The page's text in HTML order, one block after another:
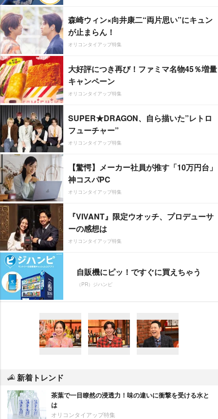
森崎ウィン×向井康二“両片思い”にキュン
が止まらん！
オリコンタイアップ特集
大好評につき再び！ファミマ名物45％増量
キャンペーン
オリコンタイアップ特集
SUPER★DRAGON、自ら描いた”レトロ
フューチャー”
オリコンタイアップ特集
【驚愕】メーカー社員が推す「10万円台」
神コスパPC
オリコンタイアップ特集
『VIVANT』限定ウオッチ、プロデューサ
ーの感想は
オリコンタイアップ特集
自販機にピッ！ですぐに買えちゃう
（PR）ジハンピ
新着トレンド
茶葉で一目瞭然の浸透力！味の違いに衝撃を受ける水と
は
オリコンタイアップ特集